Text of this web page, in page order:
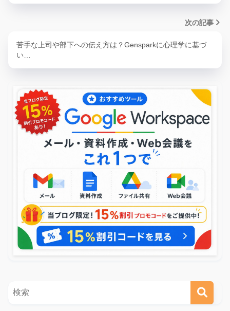
次の記事
苦手な上司や部下への伝え方は？Gensparkに心理学に基づ
い…